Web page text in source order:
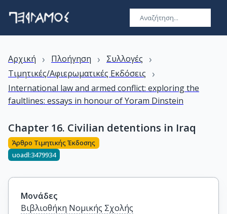
Αρχική › Πλοήγηση › Συλλογές ›
Τιμητικές/Αφιερωματικές Εκδόσεις ›
International law and armed conflict: exploring the
faultlines: essays in honour of Yoram Dinstein
Chapter 16. Civilian detentions in Iraq
Άρθρο Τιμητικής Έκδοσης
uoadl:3479934
Μονάδες
Βιβλιοθήκη Νομικής Σχολής